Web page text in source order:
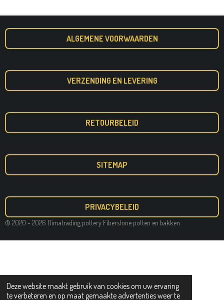
Deze website maakt gebruik van cookies om uw ervaring
te verbeteren en op maat gemaakte advertenties weer te
ALGEMENE VOORWAARDEN
VERZENDING EN LEVERING
RETOURBELEID
SITEMAP
PRIVACYBELEID
© 2020 - 2026 Dimatrading pottery Fiberstone potten en bakken